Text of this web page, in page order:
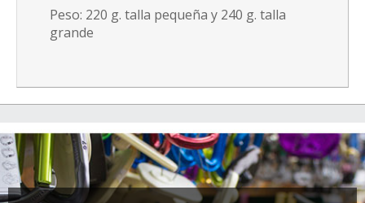
Peso: 220 g. talla pequeña y 240 g. talla
grande